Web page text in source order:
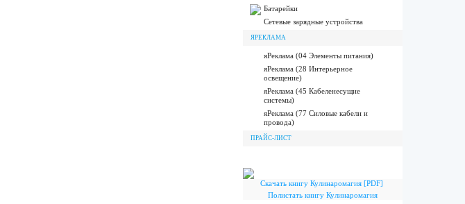
Батарейки
Сетевые зарядные устройства
ЯРЕКЛАМА
яРеклама (04 Элементы питания)
яРеклама (28 Интерьерное
освещение)
яРеклама (45 Кабеленесущие
системы)
яРеклама (77 Силовые кабели и
провода)
ПРАЙС-ЛИСТ
Скачать книгу Кулинаромагия [PDF]
Полистать книгу Кулинаромагия